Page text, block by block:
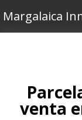
Margalaica
Área Santiago
Vender o
venta